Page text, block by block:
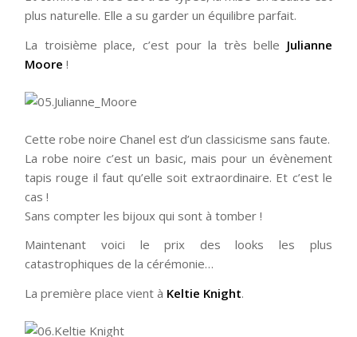
plus naturelle. Elle a su garder un équilibre parfait.
La troisième place, c’est pour la très belle Julianne
Moore !
Cette robe noire Chanel est d’un classicisme sans faute.
La robe noire c’est un basic, mais pour un évènement
tapis rouge il faut qu’elle soit extraordinaire. Et c’est le
cas !
Sans compter les bijoux qui sont à tomber !
Maintenant voici le prix des looks les plus
catastrophiques de la cérémonie…
La première place vient à Keltie Knight.